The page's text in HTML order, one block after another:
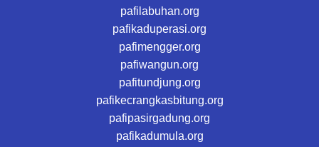
pafilabuhan.org
pafikaduperasi.org
pafimengger.org
pafiwangun.org
pafitundjung.org
pafikecrangkasbitung.org
pafipasirgadung.org
pafikadumula.org